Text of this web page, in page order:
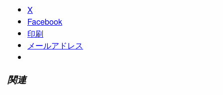
X
Facebook
印刷
メールアドレス
関連